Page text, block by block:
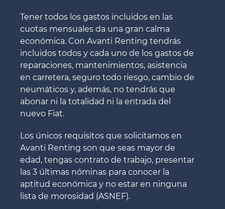
Tener todos los gastos incluidos en las
cuotas mensuales da una gran calma
económica. Con Avanti Renting tendrás
incluidos todos y cada uno de los gastos de
reparaciones, mantenimientos, asistencia
en carretera, seguro todo riesgo, cambio de
neumáticos y, además, no tendrás que
abonar ni la totalidad ni la entrada del
nuevo Fiat.
Los únicos requisitos que solicitamos en
Avanti Renting son que seas mayor de
edad, tengas contrato de trabajo, presentar
las 3 últimas nóminas para conocer la
aptitud económica y no estar en ninguna
lista de morosidad (ASNEF).